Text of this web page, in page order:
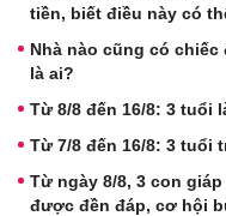
tiền, biết điều này có
Nhà nào cũng có
là ai?
Từ 8/8 đến 16/8: 3 tuổi
Từ 7/8 đến 16/8: 3 tuổi
Từ ngày 8/8, 3 con
được đền đáp, cơ hội